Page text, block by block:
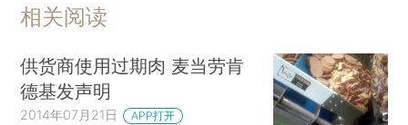
相关阅读
供货商使用过期肉 麦当劳肯
德基发声明
2014年07月21日 APP打开